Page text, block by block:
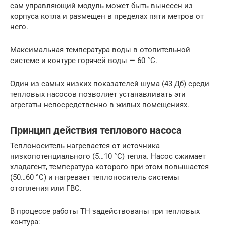
сам управляющий модуль может быть вынесен из
корпуса котла и размещен в пределах пяти метров от
него.
Максимальная температура воды в отопительной
системе и контуре горячей воды — 60 °С.
Один из самых низких показателей шума (43 Дб) среди
тепловых насосов позволяет устанавливать эти
агрегаты непосредственно в жилых помещениях.
Принцип действия теплового насоса
Теплоноситель нагревается от источника
низкопотенциального (5…10 °С) тепла. Насос сжимает
хладагент, температура которого при этом повышается
(50…60 °С) и нагревает теплоноситель системы
отопления или ГВС.
В процессе работы ТН задействованы три тепловых
контура: